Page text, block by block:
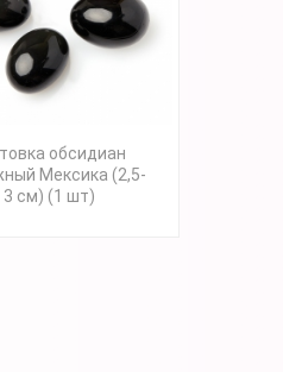
обсидиан
Мексика (2,5-
3 см) (1 шт)